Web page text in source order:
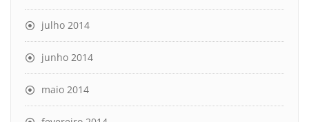
julho 2014
junho 2014
maio 2014